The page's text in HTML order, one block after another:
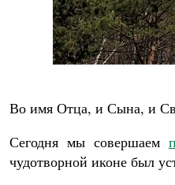
Во имя Отца, и Сына, и
Сегодня мы совершаем
чудотворной иконе был